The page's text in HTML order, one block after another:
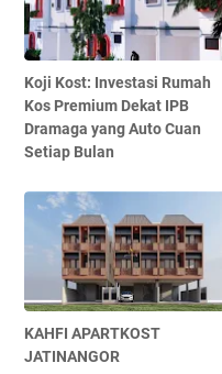
Koji Kost: Investasi Rumah
Kos Premium Dekat IPB
Dramaga yang Auto Cuan
Setiap Bulan
KAHFI APARTKOST
JATINANGOR